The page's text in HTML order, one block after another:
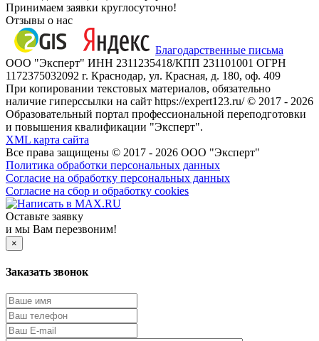
Принимаем заявки круглосуточно!
Отзывы о нас
Благодарственные письма
ООО "Эксперт" ИНН 2311235418/КПП 231101001 ОГРН
1172375032092 г. Краснодар, ул. Красная, д. 180, оф. 409
При копировании текстовых материалов, обязательно
наличие гиперссылки на сайт https://expert123.ru/ © 2017 - 2026
Образовательный портал профессиональной переподготовки
и повышения квалификации "Эксперт".
XML карта сайта
Все права защищены © 2017 - 2026 ООО "Эксперт"
Политика обработки персональных данных
Согласие на обработку персональных данных
Согласие на сбор и обработку cookies
Оставьте заявку
и мы Вам перезвоним!
×
Заказать звонок